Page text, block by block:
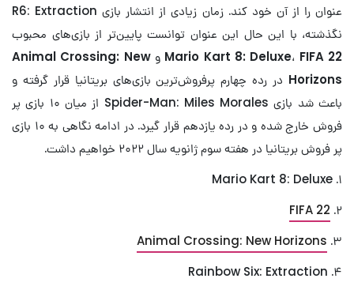
عنوان را از آن خود کند. زمان زیادی از انتشار بازی R6: Extraction
نگذشته، با این حال این عنوان توانست پایین‌تر از بازی‌های محبوب
Mario Kart 8: Deluxe، FIFA 22 وAnimal Crossing: New
Horizons در رده چهارم پرفروش‌ترین بازی‌های بریتانیا قرار گرفته و
باعث شد بازی Spider-Man: Miles Morales از میان ۱۰ بازی پر
فروش خارج شده و در رده یازدهم قرار گیرد. در ادامه نگاهی به ۱۰ بازی
پر فروش بریتانیا در هفته سوم ژانویه سال ۲۰۲۲ خواهیم داشت.
۱. Mario Kart 8: Deluxe
۲. FIFA 22
۳. Animal Crossing: New Horizons
۴. Rainbow Six: Extraction